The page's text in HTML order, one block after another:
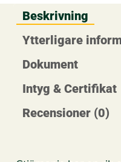
Beskrivning
Ytterligare
Dokument
Intyg & Certifikat
Recensioner (0)